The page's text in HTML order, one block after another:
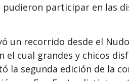
participar en las
un recorrido desde el
el cual grandes y chicos
la segunda edición de la